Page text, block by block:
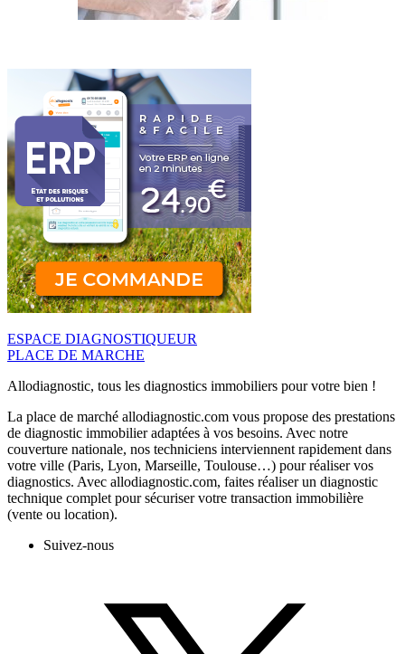
ESPACE DIAGNOSTIQUEUR
PLACE DE MARCHE
Allodiagnostic, tous les diagnostics immobiliers pour votre bien !
La place de marché allodiagnostic.com vous propose des prestations
de diagnostic immobilier adaptées à vos besoins. Avec notre
couverture nationale, nos techniciens interviennent rapidement dans
votre ville (Paris, Lyon, Marseille, Toulouse…) pour réaliser vos
diagnostics. Avec allodiagnostic.com, faites réaliser un diagnostic
technique complet pour sécuriser votre transaction immobilière
(vente ou location).
Suivez-nous